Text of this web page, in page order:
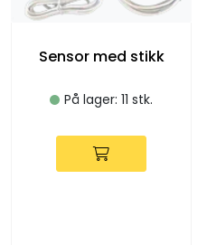
Sensor med stikk
På lager: 11 stk.